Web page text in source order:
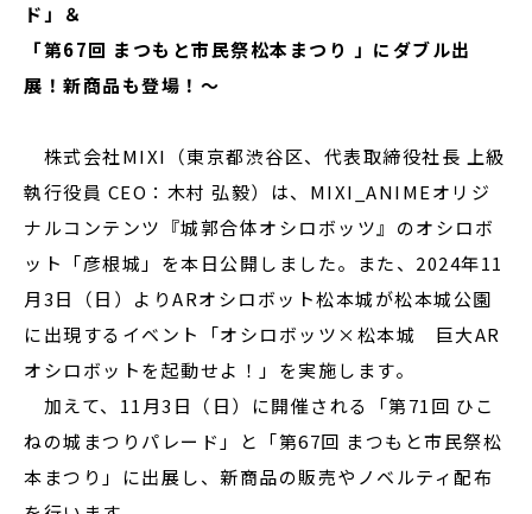
ド」＆
「第67回 まつもと市民祭松本まつり 」にダブル出
展！新商品も登場！～
株式会社MIXI（東京都渋谷区、代表取締役社長 上級
執行役員 CEO：木村 弘毅）は、MIXI_ANIMEオリジ
ナルコンテンツ『城郭合体オシロボッツ』のオシロボ
ット「彦根城」を本日公開しました。また、2024年11
月3日（日）よりARオシロボット松本城が松本城公園
に出現するイベント「オシロボッツ×松本城 巨大AR
オシロボットを起動せよ！」を実施します。
加えて、11月3日（日）に開催される「第71回 ひこ
ねの城まつりパレード」と「第67回 まつもと市民祭松
本まつり」に出展し、新商品の販売やノベルティ配布